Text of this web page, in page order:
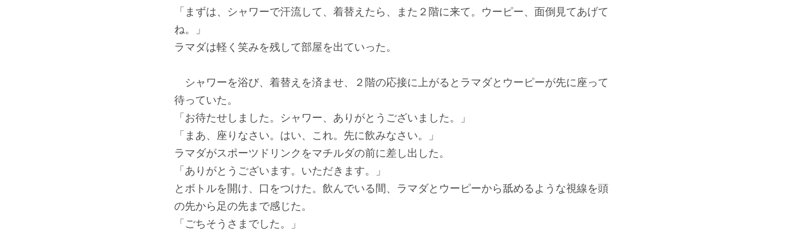
「まずは、シャワーで汗流して、着替えたら、また２階に来て。ウーピー、面倒見てあげて
ね。」
ラマダは軽く笑みを残して部屋を出ていった。
シャワーを浴び、着替えを済ませ、２階の応接に上がるとラマダとウーピーが先に座って
待っていた。
「お待たせしました。シャワー、ありがとうございました。」
「まあ、座りなさい。はい、これ。先に飲みなさい。」
ラマダがスポーツドリンクをマチルダの前に差し出した。
「ありがとうございます。いただきます。」
とボトルを開け、口をつけた。飲んでいる間、ラマダとウーピーから舐めるような視線を頭
の先から足の先まで感じた。
「ごちそうさまでした。」